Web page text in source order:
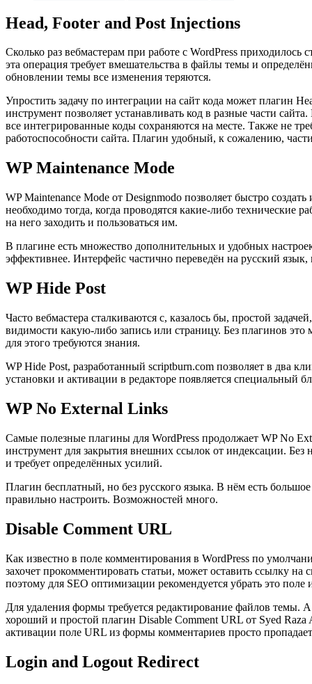
Head, Footer and Post Injections
Сколько раз вебмастерам при работе с WordPress приходилось
эта операция требует вмешательства в файлы темы и
обновлении темы все изменения теряются.
Упростить задачу по интеграции на сайт кода может плагин
инструмент позволяет устанавливать код в разные части
все интегрированные коды сохраняются на месте. Также не
работоспособности сайта. Плагин удобный, к сожалению,
WP Maintenance Mode
WP Maintenance Mode от Designmodo позволяет быстро
необходимо тогда, когда проводятся какие-либо технические
на него заходить и пользоваться им.
В плагине есть множество дополнительных и удобных
эффективнее. Интерфейс частично переведён на русский
WP Hide Post
Часто вебмастера сталкиваются с, казалось бы, простой
видимости какую-либо запись или страницу. Без плагинов
для этого требуются знания.
WP Hide Post, разработанный scriptburn.com позволяет в два
установки и активации в редакторе появляется специальный
WP No External Links
Самые полезные плагины для WordPress продолжает WP No
инструмент для закрытия внешних ссылок от индексации. Без
и требует определённых усилий.
Плагин бесплатный, но без русского языка. В нём есть
правильно настроить. Возможностей много.
Disable Comment URL
Как известно в поле комментирования в WordPress по
захочет прокомментировать статьи, может оставить ссылку
поэтому для SEO оптимизации рекомендуется убрать это
Для удаления формы требуется редактирование файлов
хороший и простой плагин Disable Comment URL от Syed
активации поле URL из формы комментариев просто
Login and Logout Redirect